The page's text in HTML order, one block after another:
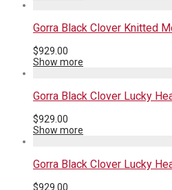
Gorra Black Clover Knitted
$929.00
Show more
Gorra Black Clover Lucky
$929.00
Show more
Gorra Black Clover Lucky
$929.00